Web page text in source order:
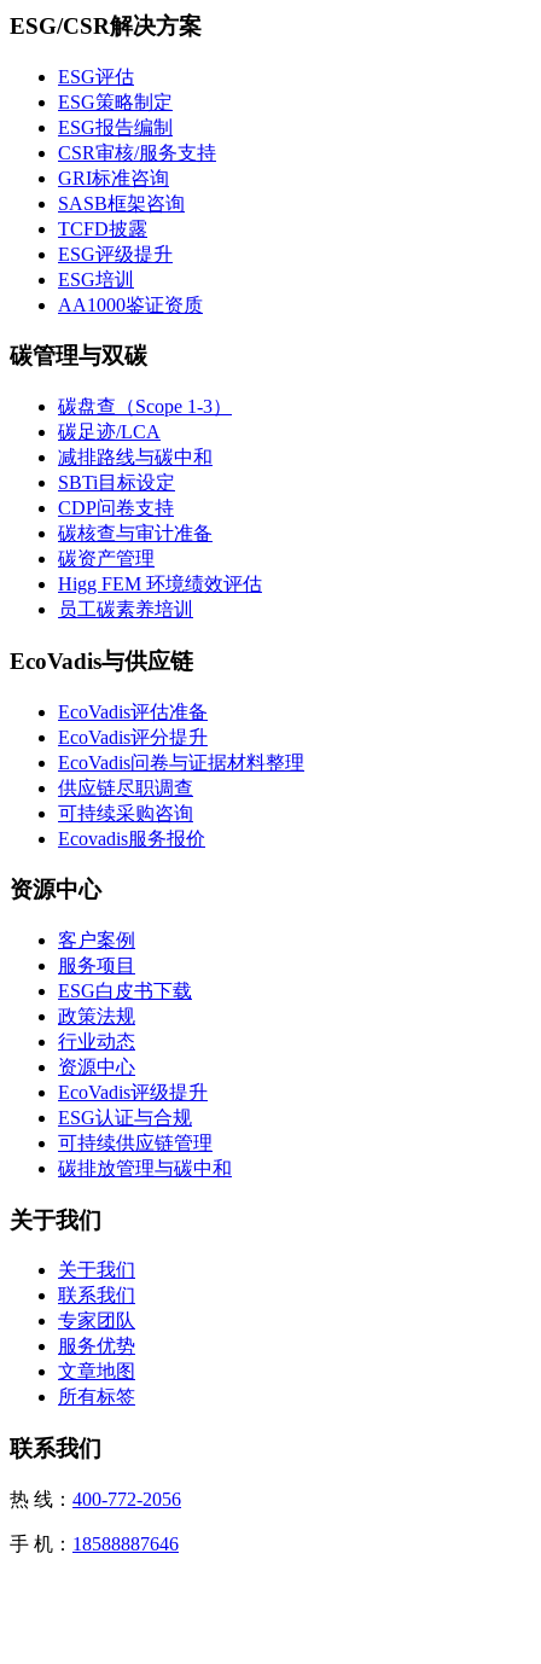
ESG/CSR解决方案
ESG评估
ESG策略制定
ESG报告编制
CSR审核/服务支持
GRI标准咨询
SASB框架咨询
TCFD披露
ESG评级提升
ESG培训
AA1000鉴证资质
碳管理与双碳
碳盘查（Scope 1-3）
碳足迹/LCA
减排路线与碳中和
SBTi目标设定
CDP问卷支持
碳核查与审计准备
碳资产管理
Higg FEM 环境绩效评估
员工碳素养培训
EcoVadis与供应链
EcoVadis评估准备
EcoVadis评分提升
EcoVadis问卷与证据材料整理
供应链尽职调查
可持续采购咨询
Ecovadis服务报价
资源中心
客户案例
服务项目
ESG白皮书下载
政策法规
行业动态
资源中心
EcoVadis评级提升
ESG认证与合规
可持续供应链管理
碳排放管理与碳中和
关于我们
关于我们
联系我们
专家团队
服务优势
文章地图
所有标签
联系我们
热 线： 400-772-2056
手 机： 18588887646